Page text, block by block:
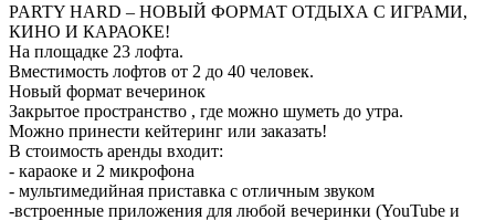
PARTY HARD – НОВЫЙ ФОРМАТ ОТДЫХА С ИГРАМИ,
КИНО И КАРАОКЕ!
На площадке 23 лофта.
Вместимость лофтов от 2 до 40 человек.
Новый формат вечеринок
Закрытое пространство , где можно шуметь до утра.
Можно принести кейтеринг или заказать!
В стоимость аренды входит:
- караоке и 2 микрофона
- мультимедийная приставка с отличным звуком
-встроенные приложения для любой вечеринки (YouTube и